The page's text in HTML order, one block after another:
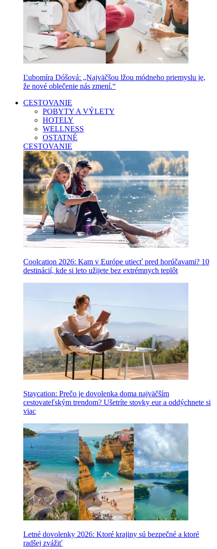
Ľubomíra Dóšová: „Najväčšou lžou módneho priemyslu je,
že nové oblečenie nás zmení.“
CESTOVANIE
POBYTY A VÝLETY
HOTELY
WELLNESS
OSTATNÉ
CESTOVANIE
Coolcation 2026: Kam v Európe utiecť pred horúčavami? 10
destinácií, kde si leto užijete bez extrémnych teplôt
Staycation: Prečo je dovolenka doma najväčším
cestovateľským trendom? Ušetríte stovky eur a oddýchnete si
viac
Letné dovolenky 2026: Ktoré krajiny sú bezpečné a ktoré
radšej zvážiť